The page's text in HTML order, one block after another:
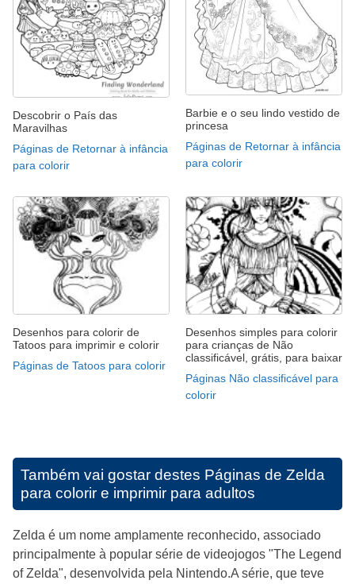
Descobrir o País das
Maravilhas
Páginas de Retornar à infância
para colorir
Barbie e o seu lindo vestido de
princesa
Páginas de Retornar à infância
para colorir
Desenhos para colorir de
Tatoos para imprimir e colorir
Páginas de Tatoos para colorir
Desenhos simples para colorir
para crianças de Não
classificável, grátis, para baixar
Páginas Não classificável para
colorir
Também vai gostar destes Páginas de Zelda
para colorir e imprimir para adultos
Zelda é um nome amplamente reconhecido, associado
principalmente à popular série de videojogos "The Legend
of Zelda", desenvolvida pela Nintendo.A série, que teve